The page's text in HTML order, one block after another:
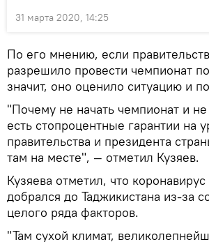
31 марта 2020, 14:25
По его мнению, если
разрешило провести чемпионат
значит, оно оценило ситуацию и
"Почему не начать чемпионат и не
есть стопроцентные гарантии на
правительства и президента
там на месте", — отметил Кузяев.
Кузяева отметил, что
добрался до Таджикистана из-за
целого ряда факторов.
"Там сухой климат,